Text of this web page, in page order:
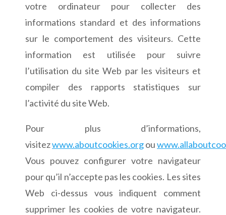
votre ordinateur pour collecter des
informations standard et des informations
sur le comportement des visiteurs. Cette
information est utilisée pour suivre
l’utilisation du site Web par les visiteurs et
compiler des rapports statistiques sur
l’activité du site Web.
Pour plus d’informations,
visitezwww.aboutcookies.orgou
Vous pouvez configurer votre navigateur
pour qu’il n’accepte pas les cookies. Les sites
Web ci-dessus vous indiquent comment
supprimer les cookies de votre navigateur.